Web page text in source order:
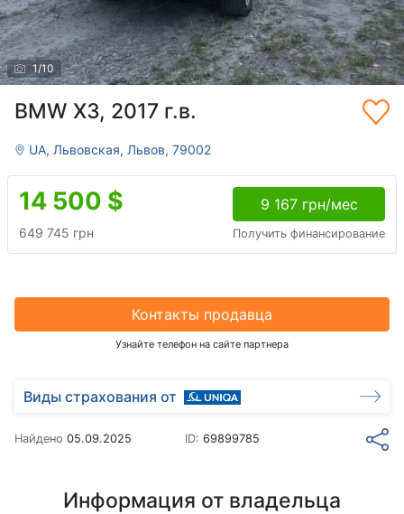
1/10
BMW X3, 2017 г.в.
UA, Львовская, Львов, 79002
14 500 $
649 745 грн
9 167 грн/мес
Получить финансирование
Контакты продавца
Узнайте телефон на сайте партнера
Виды страхования от
Найдено 05.09.2025 ID: 69899785
Информация от владельца